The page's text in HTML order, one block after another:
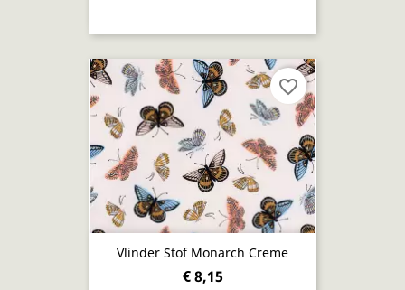
Vlinder Stof Monarch Creme
€ 8,15
favorite_border